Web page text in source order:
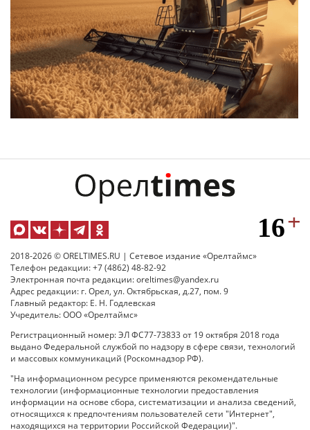
2018-2026 © ORELTIMES.RU | Сетевое издание «Орелтаймс»
Телефон редакции: +7 (4862) 48-82-92
Электронная почта редакции: oreltimes@yandex.ru
Адрес редакции: г. Орел, ул. Октябрьская, д.27, пом. 9
Главный редактор: Е. Н. Годлевская
Учредитель: ООО «Орелтаймс»
Регистрационный номер: ЭЛ ФС77-73833 от 19 октября 2018 года
выдано Федеральной службой по надзору в сфере связи, технологий
и массовых коммуникаций (Роскомнадзор РФ).
"На информационном ресурсе применяются рекомендательные
технологии (информационные технологии предоставления
информации на основе сбора, систематизации и анализа сведений,
относящихся к предпочтениям пользователей сети "Интернет",
находящихся на территории Российской Федерации)".